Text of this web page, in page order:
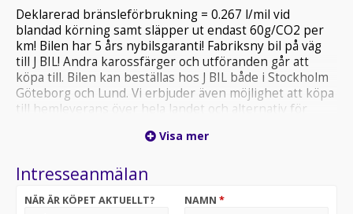
Deklarerad bränsleförbrukning = 0.267 l/mil vid
blandad körning samt släpper ut endast 60g/CO2 per
km! Bilen har 5 års nybilsgaranti! Fabriksny bil på väg
till J BIL! Andra karossfärger och utföranden går att
köpa till. Bilen kan beställas hos J BIL både i Stockholm
Göteborg och Lund. Vi erbjuder även möjlighet att köpa
till hemleverans över hela landet och alternativ för
kontakta våra säljare för priser samt
OBS! Bilen på bilden är ett visningsexempel och kan
Visa mer
Intresseanmälan
NÄR ÄR KÖPET AKTUELLT? NAMN *